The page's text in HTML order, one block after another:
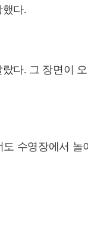
했다.
다. 그 장면이
수영장에서